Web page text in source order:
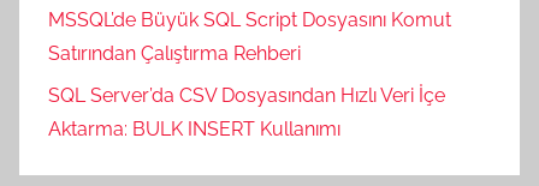
MSSQL’de Büyük SQL Script Dosyasını Komut
Satırından Çalıştırma Rehberi
SQL Server’da CSV Dosyasından Hızlı Veri İçe
Aktarma: BULK INSERT Kullanımı